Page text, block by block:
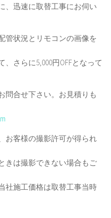
、迅速に取替工事にお伺い
管状況とリモコンの画像を
さらに5,000円OFFとなって
問合せ下さい。お見積りも
お客様の撮影許可が得られ
きは撮影できない場合もご
社施工価格は取替工事当時